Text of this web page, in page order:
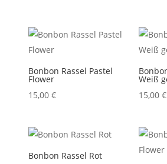
Bonbon Rassel Pastel
Flower
15,00€
Weiß
15,00 €
Bonbon Rassel Rot